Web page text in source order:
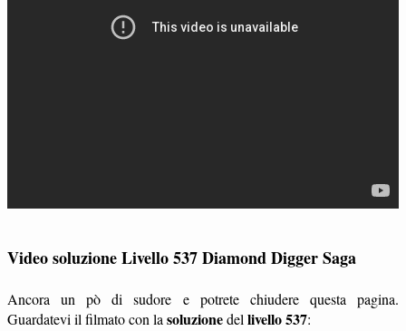
Video soluzione Livello 537 Diamond Digger Saga
Ancora un pò di sudore e potrete chiudere questa pagina.
Guardatevi il filmato con lasoluzionedellivello 537: